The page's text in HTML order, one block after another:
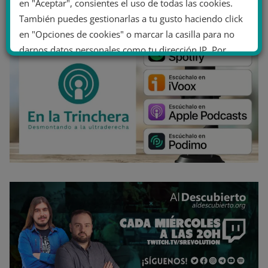
en "Aceptar", consientes el uso de todas las cookies.
También puedes gestionarlas a tu gusto haciendo click
en "Opciones de cookies" o marcar la casilla para no
darnos datos personales como tu dirección IP. Por
último, puedes leer nuestra Política de cookies.
No dar mi información personal
Aceptar cookies
Rechazar cookies